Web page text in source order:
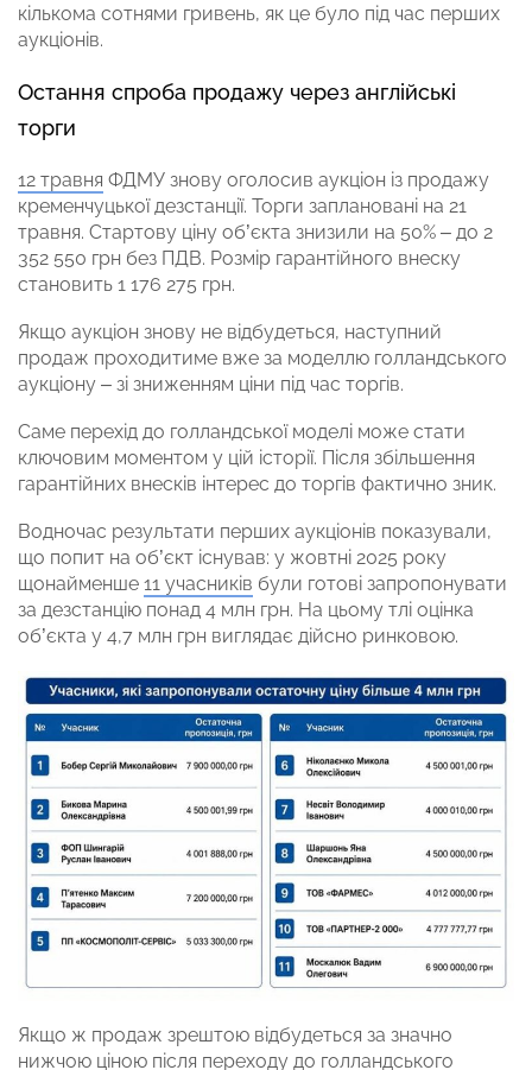
кількома сотнями гривень, як це було під час перших
аукціонів.
Остання спроба продажу через англійські
торги
12 травня ФДМУ знову оголосив аукціон із продажу
кременчуцької дезстанції. Торги заплановані на 21
травня. Стартову ціну об’єкта знизили на 50% – до 2
352 550 грн без ПДВ. Розмір гарантійного внеску
становить 1 176 275 грн.
Якщо аукціон знову не відбудеться, наступний
продаж проходитиме вже за моделлю голландського
аукціону – зі зниженням ціни під час торгів.
Саме перехід до голландської моделі може стати
ключовим моментом у цій історії. Після збільшення
гарантійних внесків інтерес до торгів фактично зник.
Водночас результати перших аукціонів показували,
що попит на об’єкт існував: у жовтні 2025 року
щонайменше 11 учасників були готові запропонувати
за дезстанцію понад 4 млн грн. На цьому тлі оцінка
об’єкта у 4,7 млн грн виглядає дійсно ринковою.
Якщо ж продаж зрештою відбудеться за значно
нижчою ціною після переходу до голландського